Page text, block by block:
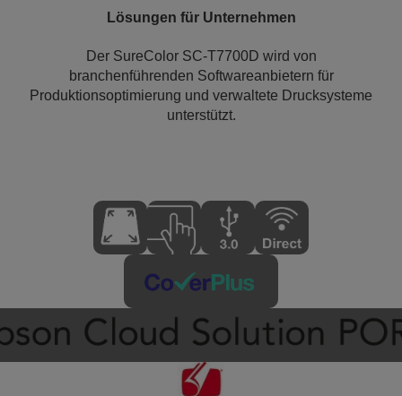
Lösungen für Unternehmen
Der SureColor SC-T7700D wird von
branchenführenden Softwareanbietern für
Produktionsoptimierung und verwaltete Drucksysteme
unterstützt.